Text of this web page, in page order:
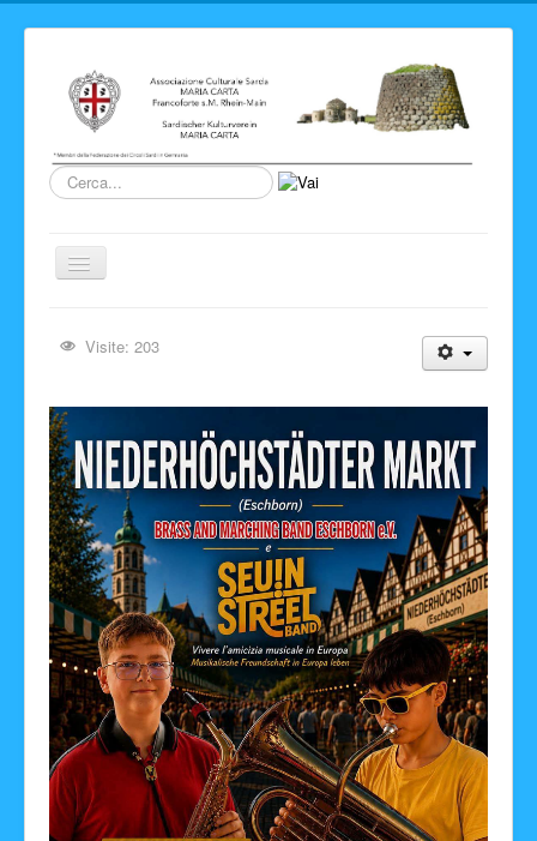
Cerca...
Cambia
Su di noi
Storia del Circolo
Sardegna
Info e link
Facebook
Visite: 203